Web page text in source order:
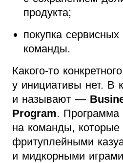
продукта;
покупка
команды.
Какого-то
у инициативы нет. В
и называют —
Program. Программа
на команды, которые
фритуплейными
и мидкорными